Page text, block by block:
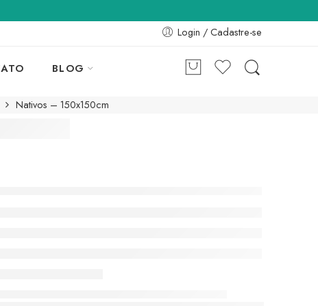
Login / Cadastre-se
BLOG
Nativos – 150x150cm